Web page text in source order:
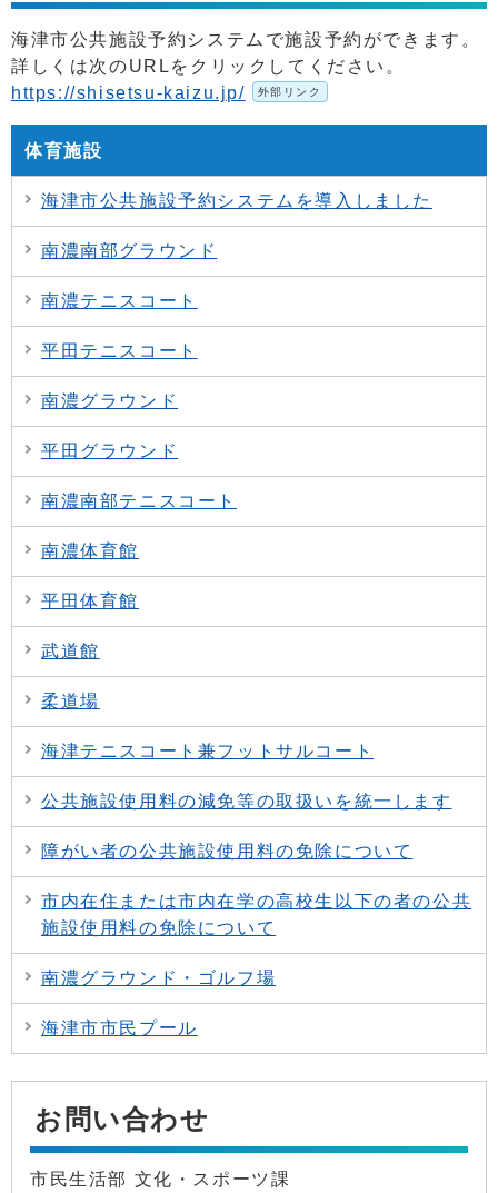
海津市公共施設予約システムで施設予約ができます。
詳しくは次のURLをクリックしてください。
https://shisetsu-kaizu.jp/
外部リンク
体育施設
海津市公共施設予約システムを導入しました
南濃南部グラウンド
南濃テニスコート
平田テニスコート
南濃グラウンド
平田グラウンド
南濃南部テニスコート
南濃体育館
平田体育館
武道館
柔道場
海津テニスコート兼フットサルコート
公共施設使用料の減免等の取扱いを統一します
障がい者の公共施設使用料の免除について
市内在住または市内在学の高校生以下の者の公共
施設使用料の免除について
南濃グラウンド・ゴルフ場
海津市市民プール
お問い合わせ
市民生活部 文化・スポーツ課